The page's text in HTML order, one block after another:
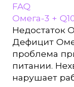
FAQ
Омега-3 +
Недостаток
Дефицит
проблема
питании.
нарушает